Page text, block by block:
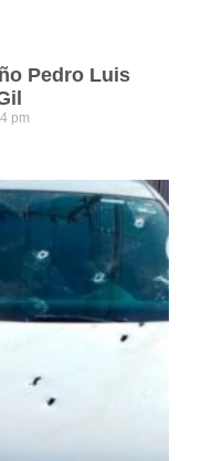
Pedro Luis
pm